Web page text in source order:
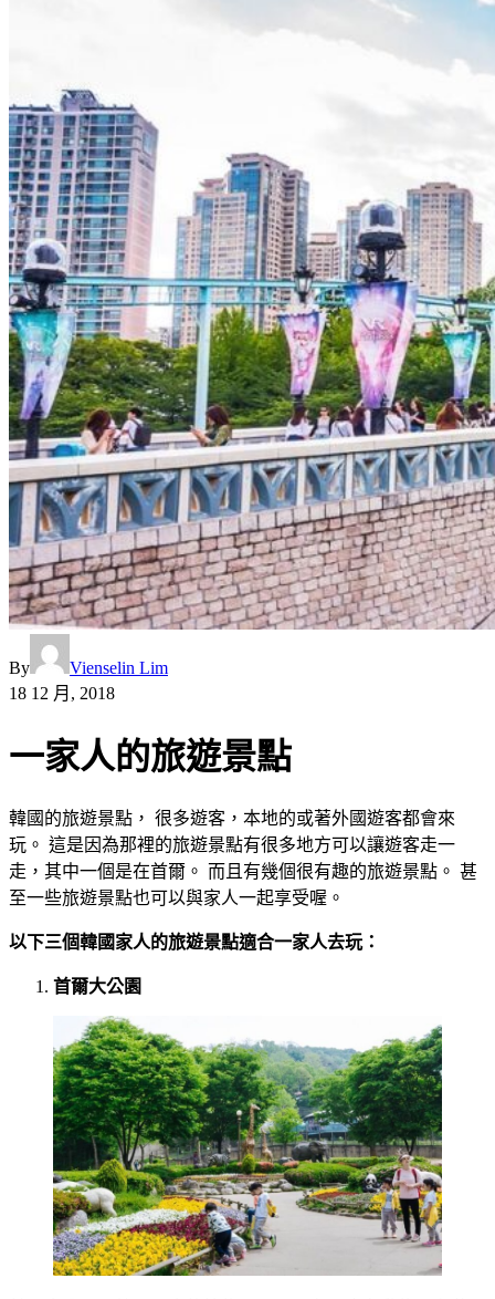
By
Vienselin Lim
18 12 月, 2018
一家人的旅遊景點
韓國的旅遊景點， 很多遊客，本地的或著外國遊客都會來
玩。 這是因為那裡的旅遊景點有很多地方可以讓遊客走一
走，其中一個是在首爾。 而且有幾個很有趣的旅遊景點。 甚
至一些旅遊景點也可以與家人一起享受喔。
以下三個韓國家人的旅遊景點適合一家人去玩：
首爾大公園